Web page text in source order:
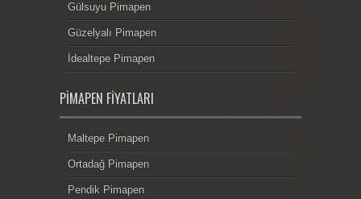
Gülsuyu Pimapen
Güzelyalı Pimapen
İdealtepe Pimapen
PIMAPEN FIYATLARI
Maltepe Pimapen
Ortadağ Pimapen
Pendik Pimapen